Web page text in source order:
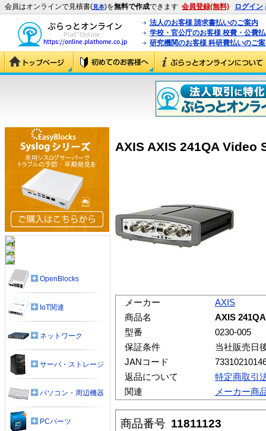
会員はオンラインで見積書(見本)を無料で作成できます 会員登録(無料) ログイン
法人のお客様 請求書払いのご案内
学校・官公庁のお客様 校費・公費
研究機関のお客様 科研費払いのご
AXIS AXIS 241QA Video
メーカー
AXIS
商品名
AXIS
型番
0230-005
保証条件
当社販売日
JANコード
返品について
特定商取引
関連
メーカー商
商品番号 11811123
OpenBlocks
IoT関連
ネットワーク
サーバ・ストレージ
パソコン・周辺機器
PCパーツ